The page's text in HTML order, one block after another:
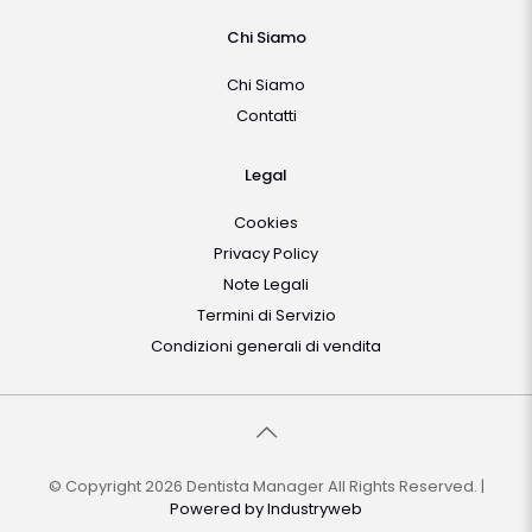
Chi Siamo
Chi Siamo
Contatti
Legal
Cookies
Privacy Policy
Note Legali
Termini di Servizio
Condizioni generali di vendita
© Copyright 2026 Dentista Manager All Rights Reserved. |
Powered byIndustryweb